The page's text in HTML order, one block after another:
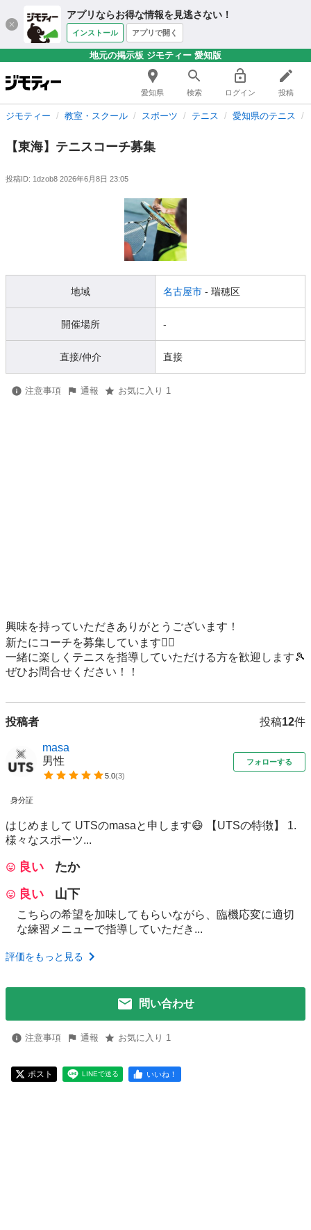
アプリならお得な情報を見逃さない！
インストール アプリで開く
地元の掲示板 ジモティー 愛知版
愛知県 検索 ログイン 投稿
ジモティー 教室・スクール スポーツ テニス 愛知県のテニス
【東海】テニスコーチ募集
投稿ID: 1dzob8 2026年6月8日 23:05
地域 名古屋市 - 瑞穂区
開催場所 -
直接/仲介 直接
注意事項 通報 お気に入り 1
興味を持っていただきありがとうございます！
新たにコーチを募集しています🙋‍♂️
一緒に楽しくテニスを指導していただける方を歓迎します🎾
ぜひお問合せください！！
投稿者 投稿12件
masa
男性
5.0(3)
フォローする
身分証
はじめまして UTSのmasaと申します😄 【UTSの特徴】 1.
様々なスポーツ...
良い
たか
良い
山下
こちらの希望を加味してもらいながら、臨機応変に適切
な練習メニューで指導していただき...
評価をもっと見る
問い合わせ
注意事項 通報 お気に入り 1
ポスト LINEで送る いいね！